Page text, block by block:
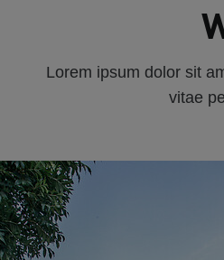
Lorem ipsum dolor sit
vitae